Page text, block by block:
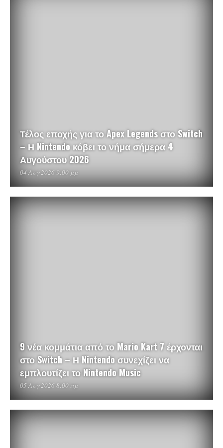
Τέλος εποχής για το Apex Legends στο Switch
– Η Nintendo κόβει το νήμα σήμερα 4
Αυγούστου 2026
04 Αυγ 2026 9:00 μμ
9 νέα κομμάτια από το Mario Kart 7 έρχονται
στο Switch – Η Nintendo συνεχίζει να
εμπλουτίζει το Nintendo Music
05 Αυγ 2026 8:00 πμ